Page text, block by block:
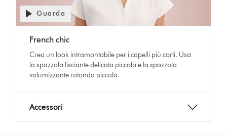
Guarda
French chic
Crea un look intramontabile per i capelli più corti. Usa
la spazzola lisciante delicata piccola e la spazzola
volumizzante rotonda piccola.
Accessori